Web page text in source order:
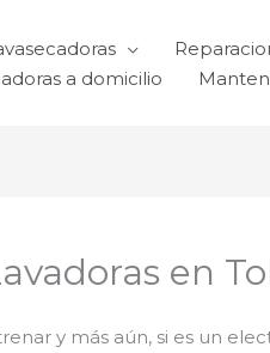
a domicilio
en
y más aún, si es un